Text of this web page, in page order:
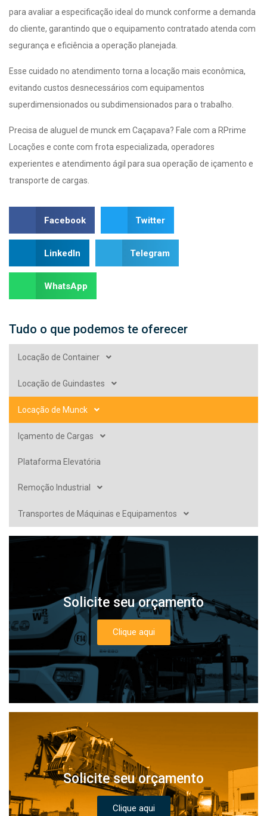
para avaliar a especificação ideal do munck conforme a demanda
do cliente, garantindo que o equipamento contratado atenda com
segurança e eficiência a operação planejada.
Esse cuidado no atendimento torna a locação mais econômica,
evitando custos desnecessários com equipamentos
superdimensionados ou subdimensionados para o trabalho.
Precisa de aluguel de munck em Caçapava? Fale com a RPrime
Locações e conte com frota especializada, operadores
experientes e atendimento ágil para sua operação de içamento e
transporte de cargas.
Facebook Twitter
LinkedIn Telegram
WhatsApp
Tudo o que podemos te oferecer
Locação de Container
Locação de Guindastes
Locação de Munck
Içamento de Cargas
Plataforma Elevatória
Remoção Industrial
Transportes de Máquinas e Equipamentos
Solicite seu orçamento
Clique aqui
Solicite seu orçamento
Clique aqui